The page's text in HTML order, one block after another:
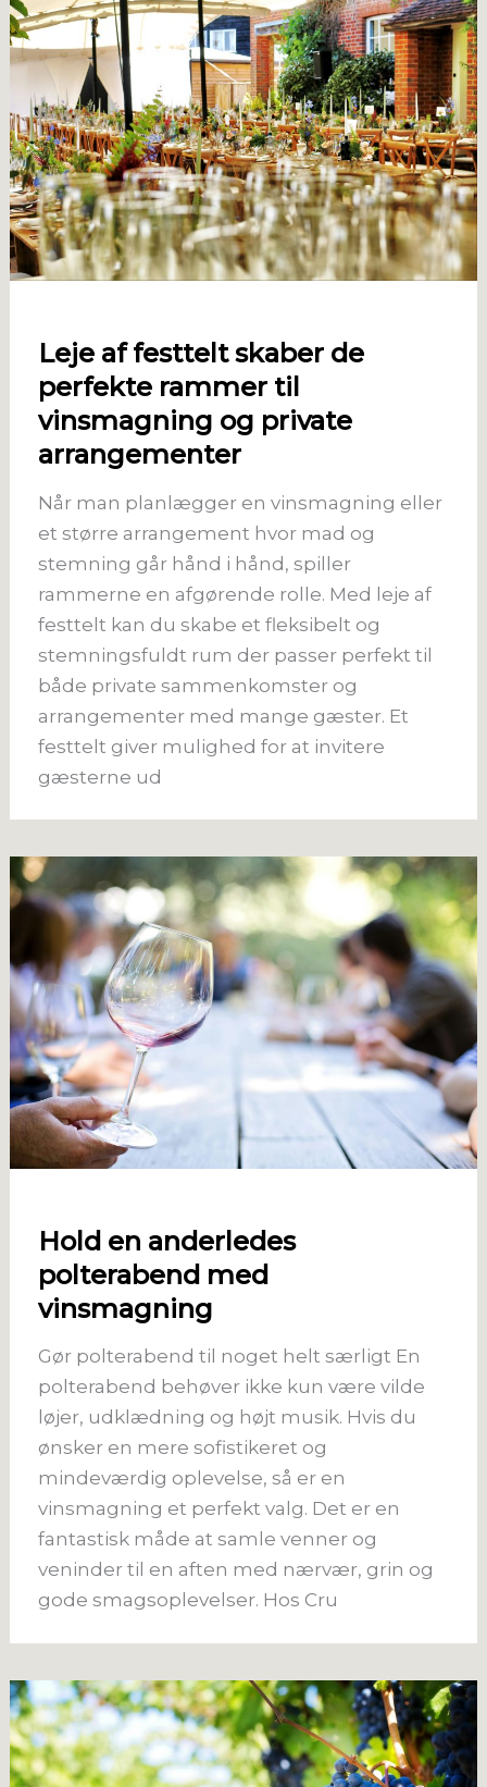
Leje af festtelt skaber de
perfekte rammer til
vinsmagning og private
arrangementer
Når man planlægger en vinsmagning eller
et større arrangement hvor mad og
stemning går hånd i hånd, spiller
rammerne en afgørende rolle. Med leje af
festtelt kan du skabe et fleksibelt og
stemningsfuldt rum der passer perfekt til
både private sammenkomster og
arrangementer med mange gæster. Et
festtelt giver mulighed for at invitere
gæsterne ud
Hold en anderledes
polterabend med
vinsmagning
Gør polterabend til noget helt særligt En
polterabend behøver ikke kun være vilde
løjer, udklædning og højt musik. Hvis du
ønsker en mere sofistikeret og
mindeværdig oplevelse, så er en
vinsmagning et perfekt valg. Det er en
fantastisk måde at samle venner og
veninder til en aften med nærvær, grin og
gode smagsoplevelser. Hos Cru